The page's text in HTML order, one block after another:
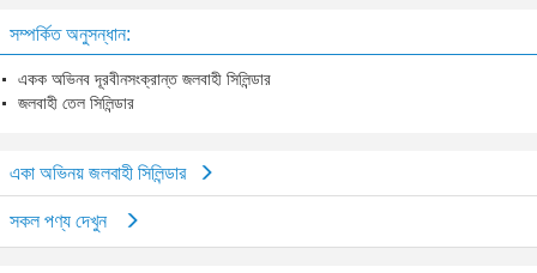
সম্পর্কিত অনুসন্ধান:
একক অভিনব দূরবীনসংক্রান্ত জলবাহী সিলিন্ডার
জলবাহী তেল সিলিন্ডার
একা অভিনয় জলবাহী সিলিন্ডার
সকল পণ্য দেখুন